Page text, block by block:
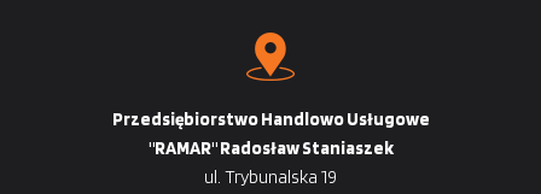
Przedsiębiorstwo Handlowo Usługowe
"RAMAR" Radosław Staniaszek
ul. Trybunalska 19